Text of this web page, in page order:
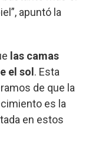
apuntó la
las camas
el sol . Esta
de que la
es la
en estos